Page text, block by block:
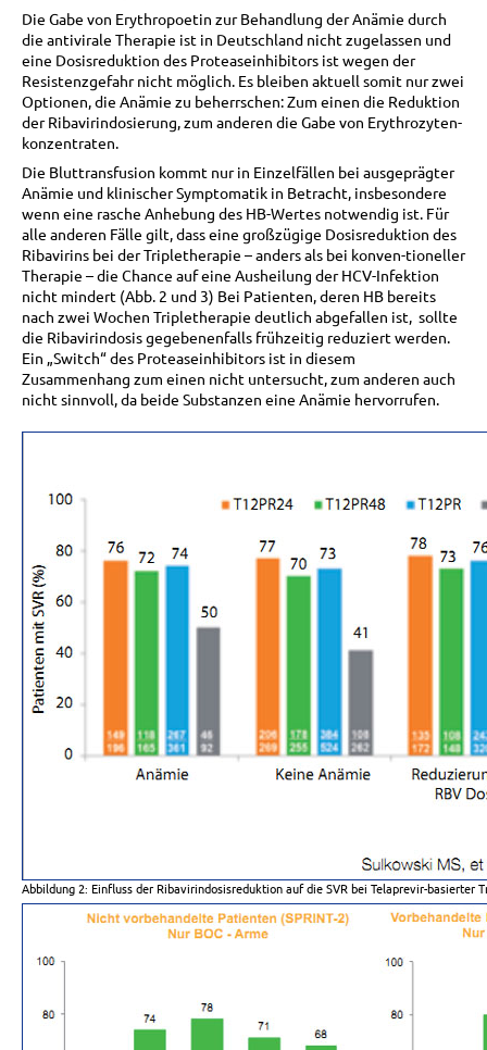
Die Gabe von Erythropoetin zur Behandlung der Anämie durch
die antivirale Therapie ist in Deutschland nicht zugelassen und
eine Dosisreduktion des Proteaseinhibitors ist wegen der
Resistenzgefahr nicht möglich. Es bleiben aktuell somit nur zwei
Optionen, die Anämie zu beherrschen: Zum einen die Reduktion
der Ribavirindosierung, zum anderen die Gabe von Erythrozyten-
konzentraten.
Die Bluttransfusion kommt nur in Einzelfällen bei ausgeprägter
Anämie und klinischer Symptomatik in Betracht, insbesondere
wenn eine rasche Anhebung des HB-Wertes notwendig ist. Für
alle anderen Fälle gilt, dass eine großzügige Dosisreduktion des
Ribavirins bei der Tripletherapie – anders als bei konven-tioneller
Therapie – die Chance auf eine Ausheilung der HCV-Infektion
nicht mindert (Abb. 2 und 3) Bei Patienten, deren HB bereits
nach zwei Wochen Tripletherapie deutlich abgefallen ist, sollte
die Ribavirindosis gegebenenfalls frühzeitig reduziert werden.
Ein „Switch“ des Proteaseinhibitors ist in diesem
Zusammenhang zum einen nicht untersucht, zum anderen auch
nicht sinnvoll, da beide Substanzen eine Anämie hervorrufen.
Abbildung 2: Einfluss der Ribavirindosisreduktion auf die SVR bei Telaprevir-basierter